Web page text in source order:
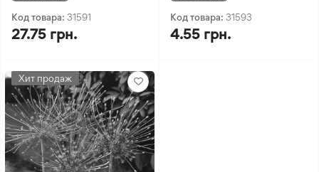
Код товара: 31591
27.75 грн.
Код товара: 31593
4.55 грн.
Хит продаж